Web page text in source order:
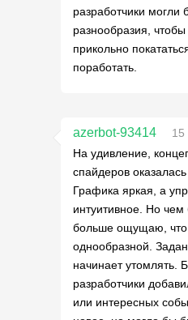
разработчики
разнообразия,
прикольно
поработать.
azerbot-93414
15
На удивление,
спайдеров
Графика яркая, а
интуитивное. Но
больше ощущаю, что
однообразной.
начинает утомлять.
разработчики
или интересных